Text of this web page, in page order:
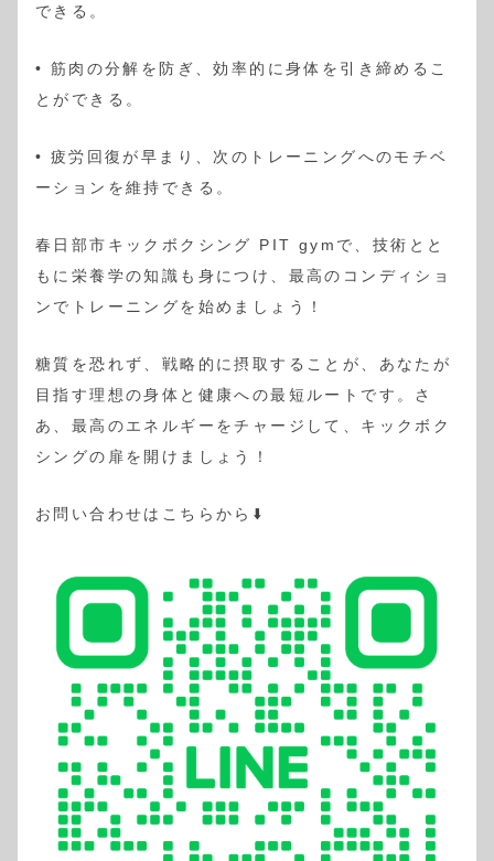
できる。
• 筋肉の分解を防ぎ、効率的に身体を引き締めるこ
とができる。
• 疲労回復が早まり、次のトレーニングへのモチベ
ーションを維持できる。
春日部市キックボクシング PIT gymで、技術とと
もに栄養学の知識も身につけ、最高のコンディショ
ンでトレーニングを始めましょう！
糖質を恐れず、戦略的に摂取することが、あなたが
目指す理想の身体と健康への最短ルートです。さ
あ、最高のエネルギーをチャージして、キックボク
シングの扉を開けましょう！
お問い合わせはこちらから⬇️